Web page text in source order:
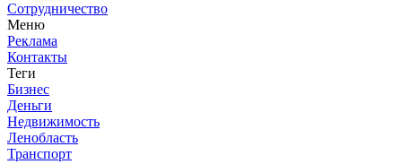
Сотрудничество
Меню
Реклама
Контакты
Теги
Бизнес
Деньги
Недвижимость
Ленобласть
Транспорт